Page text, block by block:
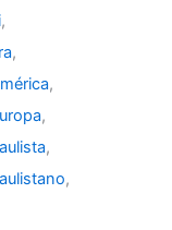
,
,
,
,
,
,